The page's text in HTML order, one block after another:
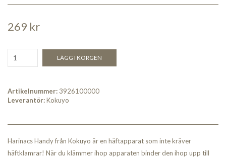
269 kr
LÄGG I KORGEN
Artikelnummer: 3926100000
Leverantör:Kokuyo
Harinacs Handy från Kokuyo är en häftapparat som inte kräver
häftklamrar! När du klämmer ihop apparaten binder den ihop upp till